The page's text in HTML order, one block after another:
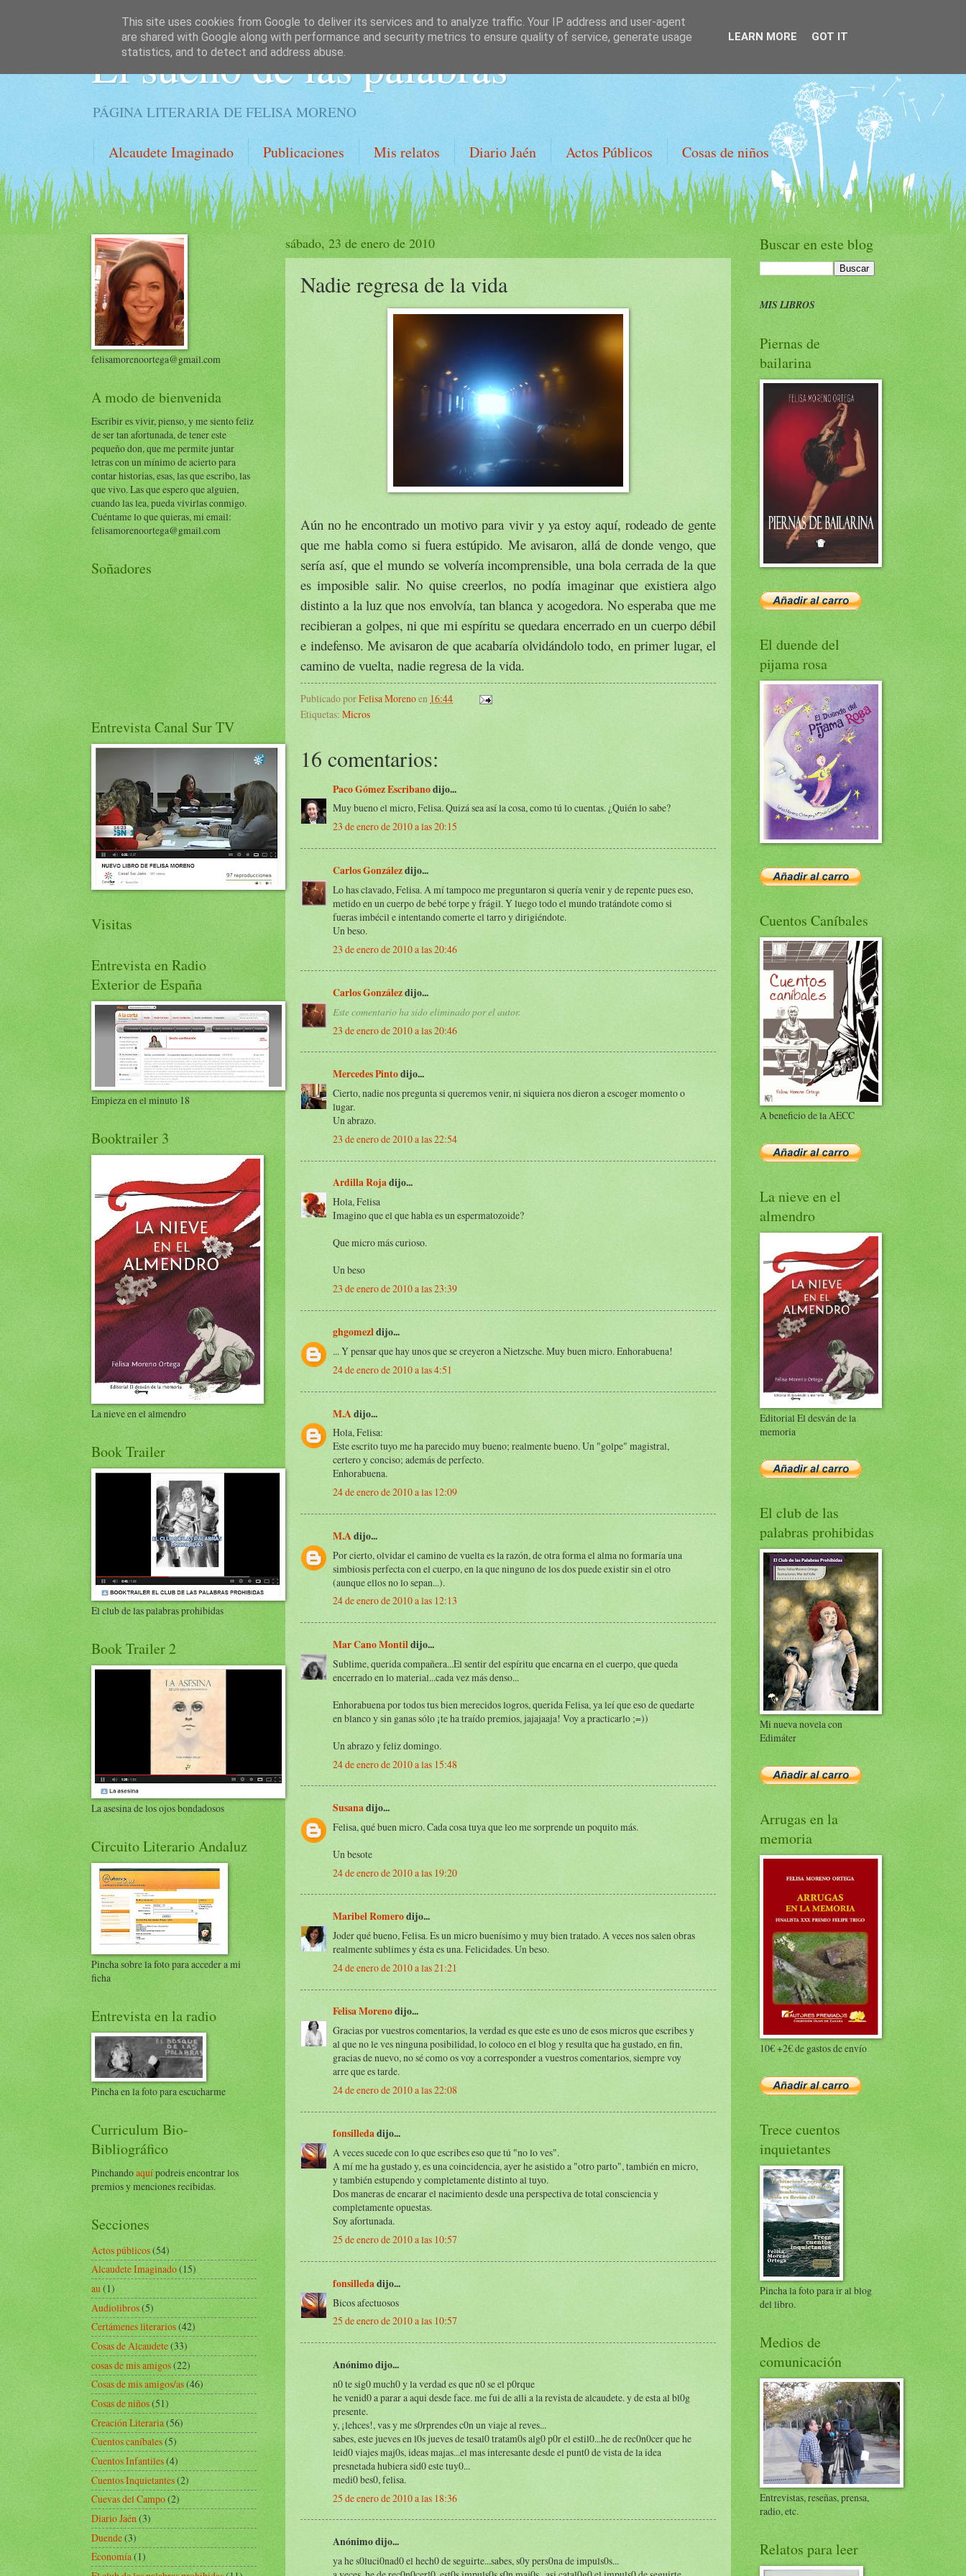
El sueño de las palabras
PÁGINA LITERARIA DE FELISA MORENO
Alcaudete Imaginado Publicaciones Mis relatos Diario Jaén Actos Públicos Cosas de niños
sábado, 23 de enero de 2010
Nadie regresa de la vida
Aún no he encontrado un motivo para vivir y ya estoy aquí, rodeado de gente
que me habla como si fuera estúpido. Me avisaron, allá de donde vengo, que
sería así, que el mundo se volvería incomprensible, una bola cerrada de la que
es imposible salir. No quise creerlos, no podía imaginar que existiera algo
distinto a la luz que nos envolvía, tan blanca y acogedora. No esperaba que me
recibieran a golpes, ni que mi espíritu se quedara encerrado en un cuerpo débil
e indefenso. Me avisaron de que acabaría olvidándolo todo, en primer lugar, el
camino de vuelta, nadie regresa de la vida.
Publicado porFelisa Morenoen 16:44
Etiquetas: Micros
16 comentarios:
Paco Gómez Escribanodijo...
Muy bueno el micro, Felisa. Quizá sea así la cosa, como tú lo cuentas. ¿Quién lo sabe?
23 de enero de 2010 a las 20:15
Carlos Gonzálezdijo...
Lo has clavado, Felisa. A mí tampoco me preguntaron si quería venir y de repente pues eso,
metido en un cuerpo de bebé torpe y frágil. Y luego todo el mundo tratándote como si
fueras imbécil e intentando comerte el tarro y dirigiéndote.
Un beso.
23 de enero de 2010 a las 20:46
Carlos Gonzálezdijo...
Este comentario ha sido eliminado por el autor.
23 de enero de 2010 a las 20:46
Mercedes Pintodijo...
Cierto, nadie nos pregunta si queremos venir, ni siquiera nos dieron a escoger momento o
lugar.
Un abrazo.
23 de enero de 2010 a las 22:54
Ardilla Rojadijo...
Hola, Felisa
Imagino que el que habla es un espermatozoide?
Que micro más curioso.
Un beso
23 de enero de 2010 a las 23:39
ghgomezldijo...
... Y pensar que hay unos que se creyeron a Nietzsche. Muy buen micro. Enhorabuena!
24 de enero de 2010 a las 4:51
M.Adijo...
Hola, Felisa:
Este escrito tuyo me ha parecido muy bueno; realmente bueno. Un "golpe" magistral,
certero y conciso; además de perfecto.
Enhorabuena.
24 de enero de 2010 a las 12:09
M.Adijo...
Por cierto, olvidar el camino de vuelta es la razón, de otra forma el alma no formaría una
simbiosis perfecta con el cuerpo, en la que ninguno de los dos puede existir sin el otro
(aunque ellos no lo sepan...).
24 de enero de 2010 a las 12:13
Mar Cano Montildijo...
Sublime, querida compañera...El sentir del espíritu que encarna en el cuerpo, que queda
encerrado en lo material...cada vez más denso...
Enhorabuena por todos tus bien merecidos logros, querida Felisa, ya leí que eso de quedarte
en blanco y sin ganas sólo ¡te ha traído premios, jajajaaja! Voy a practicarlo ;=))
Un abrazo y feliz domingo.
24 de enero de 2010 a las 15:48
Susanadijo...
Felisa, qué buen micro. Cada cosa tuya que leo me sorprende un poquito más.
Un besote
24 de enero de 2010 a las 19:20
Maribel Romerodijo...
Joder qué bueno, Felisa. Es un micro buenísimo y muy bien tratado. A veces nos salen obras
realmente sublimes y ésta es una. Felicidades. Un beso.
24 de enero de 2010 a las 21:21
Felisa Morenodijo...
Gracias por vuestros comentarios, la verdad es que este es uno de esos micros que escribes y
al que no le ves ninguna posibilidad, lo coloco en el blog y resulta que ha gustado, en fin,
gracias de nuevo, no sé como os voy a corresponder a vuestros comentarios, siempre voy
arre que es tarde.
24 de enero de 2010 a las 22:08
fonsilledadijo...
A veces sucede con lo que escribes eso que tú "no lo ves".
A mí me ha gustado y, es una coincidencia, ayer he asistido a "otro parto", también en micro,
y también estupendo y completamente distinto al tuyo.
Dos maneras de encarar el nacimiento desde una perspectiva de total consciencia y
completamente opuestas.
Soy afortunada.
25 de enero de 2010 a las 10:57
fonsilledadijo...
Bicos afectuosos
25 de enero de 2010 a las 10:57
Anónimo dijo...
n0 te sig0 much0 y la verdad es que n0 se el p0rque
he venid0 a parar a aqui desde face. me fui de alli a la revista de alcaudete. y de esta al bl0g
presente.
y, ¡lehces!, vas y me s0rprendes c0n un viaje al reves...
sabes, este jueves en l0s jueves de tesal0 tratam0s alg0 p0r el estil0...he de rec0n0cer que he
leid0 viajes maj0s, ideas majas...el mas interesante desde el punt0 de vista de la idea
presnetada hubiera sid0 este tuy0...
medi0 bes0, felisa.
25 de enero de 2010 a las 18:36
Anónimo dijo...
ya he s0luci0nad0 el hech0 de seguirte...sabes, s0y pers0na de impuls0s...
felisamorenoortega@gmail.com
A modo de bienvenida
Escribir es vivir, pienso, y me siento feliz
de ser tan afortunada, de tener este
pequeño don, que me permite juntar
letras con un mínimo de acierto para
contar historias, esas, las que escribo, las
que vivo. Las que espero que alguien,
cuando las lea, pueda vivirlas conmigo.
Cuéntame lo que quieras, mi email:
felisamorenoortega@gmail.com
Soñadores
Entrevista Canal Sur TV
Visitas
Entrevista en Radio
Exterior de España
Empieza en el minuto 18
Booktrailer 3
La nieve en el almendro
Book Trailer
El club de las palabras prohibidas
Book Trailer 2
La asesina de los ojos bondadosos
Circuito Literario Andaluz
Pincha sobre la foto para acceder a mi
ficha
Entrevista en la radio
Pincha en la foto para escucharme
Curriculum Bio-
Bibliográfico
Pinchandoaquípodreis encontrar los
premios y menciones recibidas.
Secciones
Actos públicos(54)
Alcaudete Imaginado(15)
au(1)
Audiolibros(5)
Certámenes literarios(42)
Cosas de Alcaudete(33)
cosas de mis amigos(22)
Cosas de mis amigos/as(46)
Cosas de niños(51)
Creación Literaria(56)
Cuentos caníbales(5)
Cuentos Infantiles(4)
Cuentos Inquietantes(2)
Cuevas del Campo(2)
Diario Jaén(3)
Duende(3)
Economía(1)
Buscar en este blog
MIS LIBROS
Piernas de
bailarina
El duende del
pijama rosa
Cuentos Caníbales
A beneficio de la AECC
La nieve en el
almendro
Editorial El desván de la
memoria
El club de las
palabras prohibidas
Mi nueva novela con
Edimáter
Arrugas en la
memoria
10€ +2€ de gastos de envío
Trece cuentos
inquietantes
Pincha la foto para ir al blog
del libro.
Medios de
comunicación
Entrevistas, reseñas, prensa,
radio, etc.
Relatos para leer
This site uses cookies from Google to deliver its services and to analyze traffic. Your IP address and user-agent
are shared with Google along with performance and security metrics to ensure quality of service, generate usage
statistics, and to detect and address abuse.
LEARN MORE GOT IT